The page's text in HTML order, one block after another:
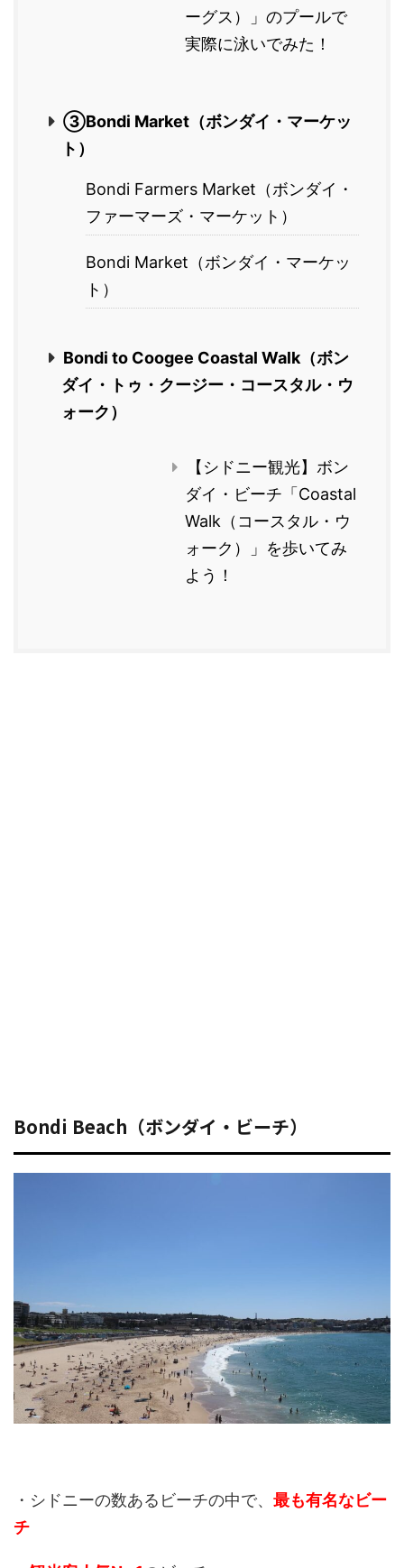
ーグス）」のプールで
実際に泳いでみた！
③Bondi Market（ボンダイ・マーケッ
ト）
Bondi Farmers Market（ボンダイ・
ファーマーズ・マーケット）
Bondi Market（ボンダイ・マーケッ
ト）
Bondi to Coogee Coastal Walk（ボン
ダイ・トゥ・クージー・コースタル・ウ
ォーク）
【シドニー観光】ボン
ダイ・ビーチ「Coastal
Walk（コースタル・ウ
ォーク）」を歩いてみ
よう！
Bondi Beach（ボンダイ・ビーチ）
・シドニーの数あるビーチの中で、 最も有名なビー
チ